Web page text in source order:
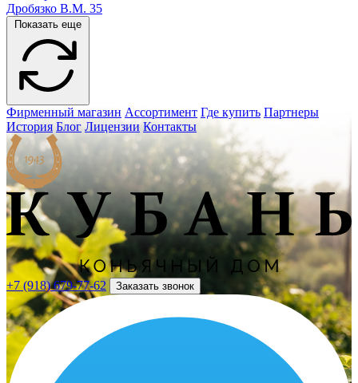
Дробязко В.М. 35
Показать еще
Фирменный магазин Ассортимент Где купить Партнеры
История Блог Лицензии Контакты
+7 (918) 679-77-62 Заказать звонок